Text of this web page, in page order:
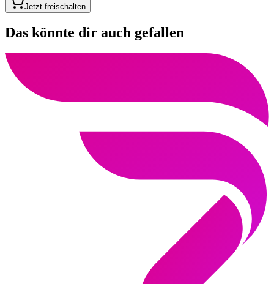
Jetzt freischalten
Das könnte dir auch gefallen